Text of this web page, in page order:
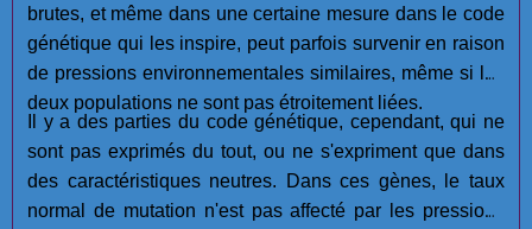
brutes, et même dans une certaine mesure dans le code
génétique qui les inspire, peut parfois survenir en raison
de pressions environnementales similaires, même si les
deux populations ne sont pas étroitement liées.
Il y a des parties du code génétique, cependant, qui ne
sont pas exprimés du tout, ou ne s'expriment que dans
des caractéristiques neutres. Dans ces gènes, le taux
normal de mutation n'est pas affecté par les pressions